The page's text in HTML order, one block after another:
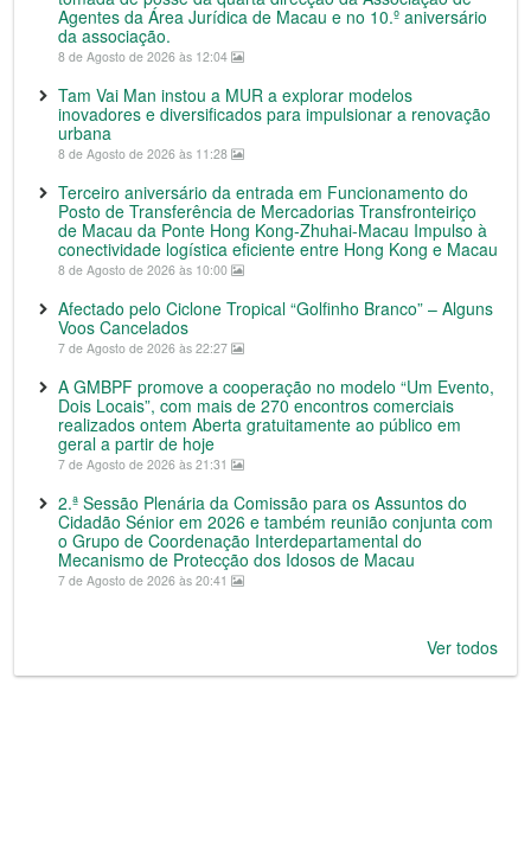
Agentes da Área Jurídica de Macau e no 10.º aniversário
da associação.
8 de Agosto de 2026 às 12:04
Tam Vai Man instou a MUR a explorar modelos
inovadores e diversificados para impulsionar a renovação
urbana
8 de Agosto de 2026 às 11:28
Terceiro aniversário da entrada em Funcionamento do
Posto de Transferência de Mercadorias Transfronteiriço
de Macau da Ponte Hong Kong-Zhuhai-Macau Impulso à
conectividade logística eficiente entre Hong Kong e Macau
8 de Agosto de 2026 às 10:00
Afectado pelo Ciclone Tropical “Golfinho Branco” – Alguns
Voos Cancelados
7 de Agosto de 2026 às 22:27
A GMBPF promove a cooperação no modelo “Um Evento,
Dois Locais”, com mais de 270 encontros comerciais
realizados ontem Aberta gratuitamente ao público em
geral a partir de hoje
7 de Agosto de 2026 às 21:31
2.ª Sessão Plenária da Comissão para os Assuntos do
Cidadão Sénior em 2026 e também reunião conjunta com
o Grupo de Coordenação Interdepartamental do
Mecanismo de Protecção dos Idosos de Macau
7 de Agosto de 2026 às 20:41
Ver todos